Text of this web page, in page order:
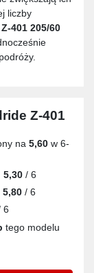
liczby
401 205/60
Z-401
na 5,60 w 6-
5,30/ 6
5,80/ 6
tego modelu